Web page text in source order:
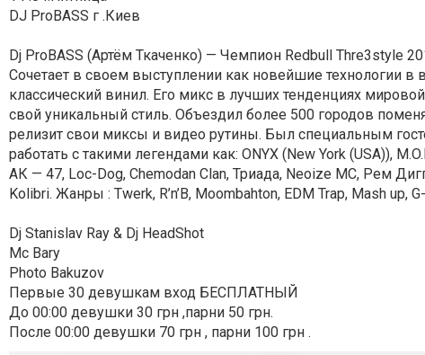
DJ ProBASS г .Киев
Dj ProBASS (Артём Ткаченко) — Чемпион Redbull Thre3style
Сочетает в своем выступлении как новейшие технологии
классический винил. Его микс в лучших тенденциях
свой уникальный стиль. Объездил более 500 городов
релизит свои миксы и видео рутины. Был специальным
работать с такими легендами как: ONYX (New York (USA)),
АК — 47, Loc-Dog, Chemodan Clan, Триада, Nеoize MC, Рем
Kolibri. Жанры : Twerk, R’n’B, Moombahton, EDM Trap, Mash up,
Dj Stanislav Ray & Dj HeadShot
Mc Bary
Photo Bakuzov
Первые 30 девушкам вход БЕСПЛАТНЫЙ
До 00:00 девушки 30 грн ,парни 50 грн.
После 00:00 девушки 70 грн , парни 100 грн .